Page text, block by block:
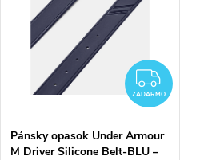
ZADARMO
Pánsky opasok Under Armour
M Driver Silicone Belt-BLU –